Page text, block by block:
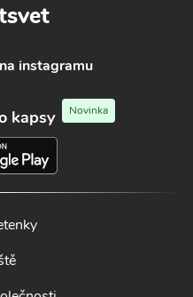
instagramu
kapsy Novinka